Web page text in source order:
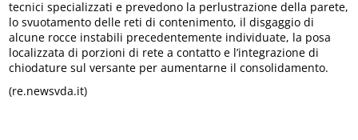
tecnici specializzati e prevedono la perlustrazione della parete,
lo svuotamento delle reti di contenimento, il disgaggio di
alcune rocce instabili precedentemente individuate, la posa
localizzata di porzioni di rete a contatto e l’integrazione di
chiodature sul versante per aumentarne il consolidamento.
(re.newsvda.it)